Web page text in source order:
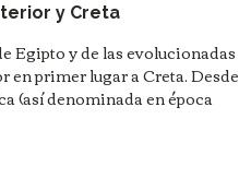
y Creta
Egipto y de las evolucionadas
en primer lugar a Creta. Desde
(así denominada en época